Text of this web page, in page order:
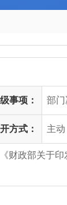
事项： 部
方式： 主动
财政部关于